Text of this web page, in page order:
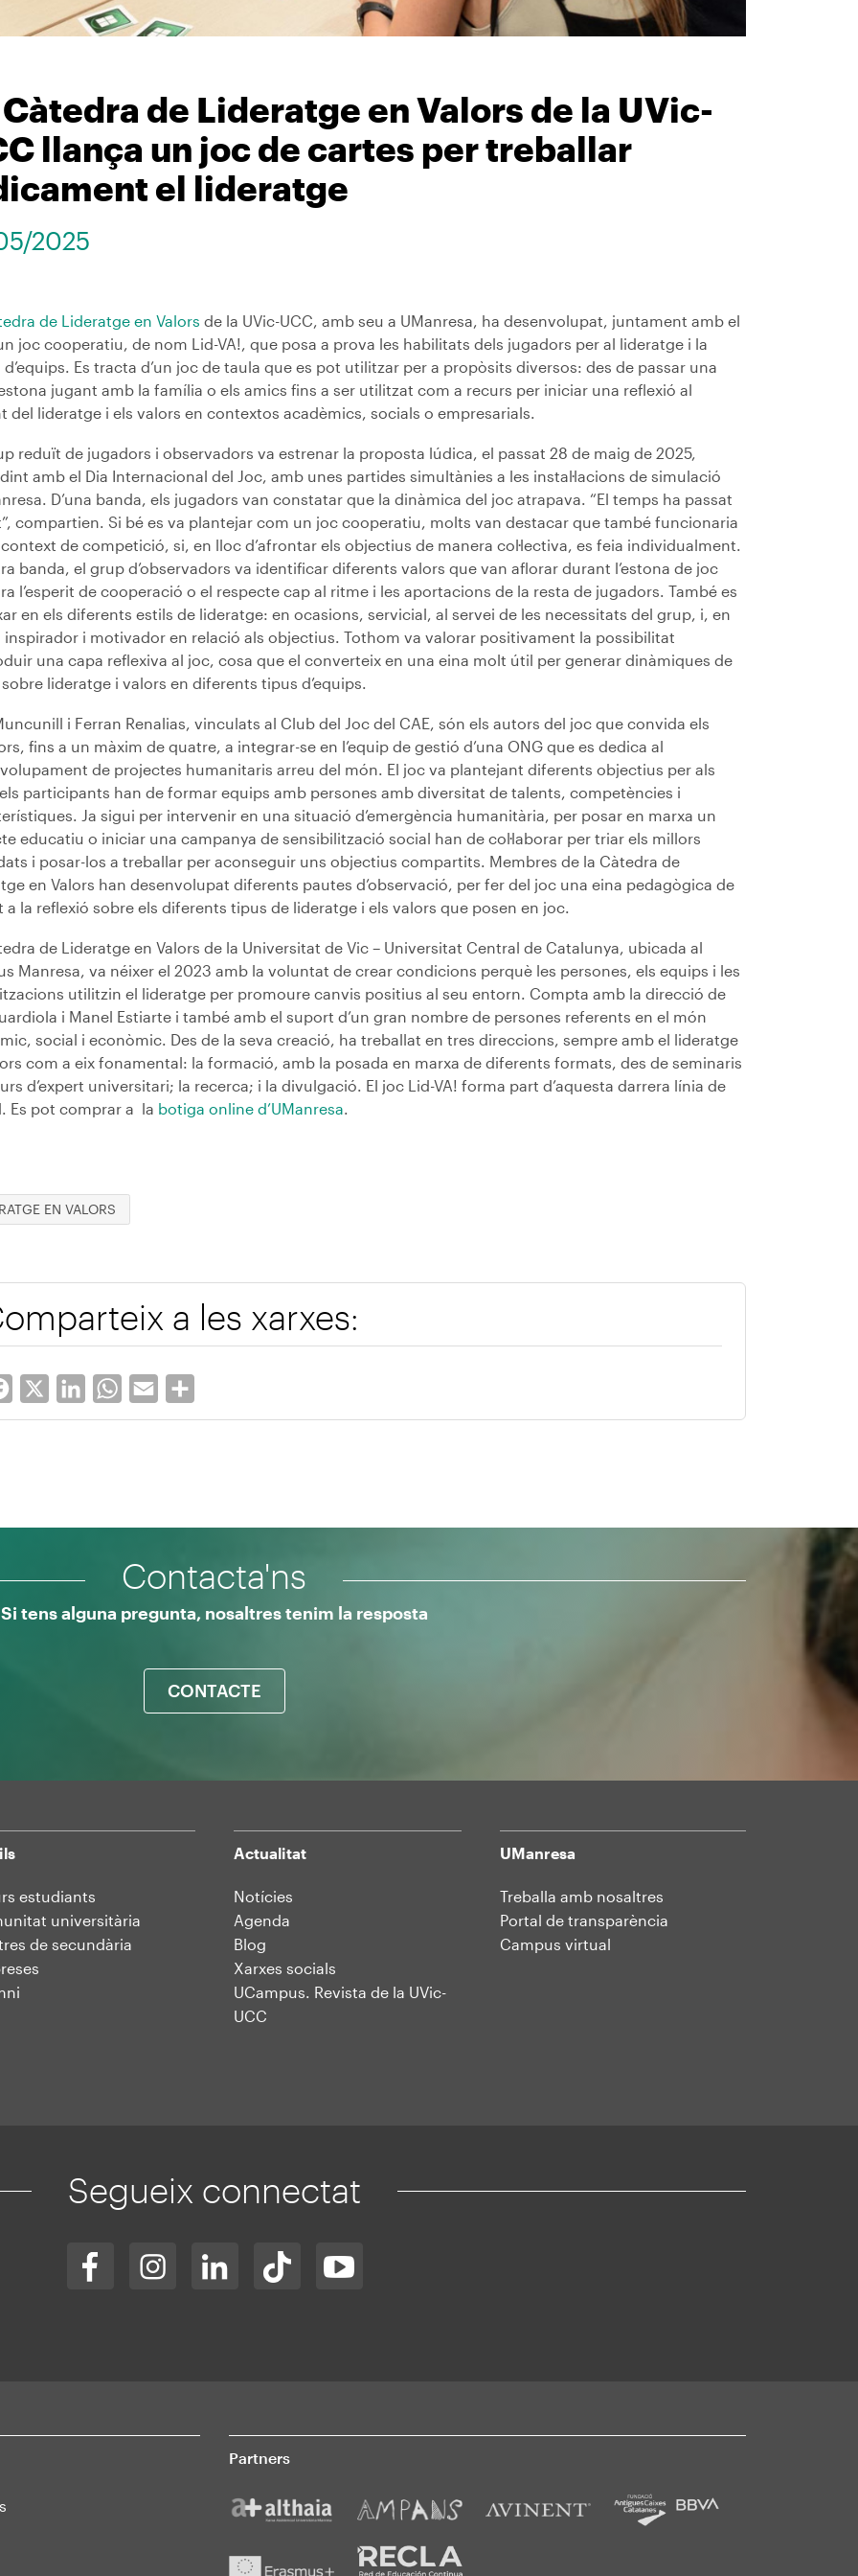
de Lideratge en Valors de la UVic-
llança un joc de cartes per treballar
el lideratge
2025
de Lideratge en Valors de la UVic-UCC, amb seu a UManresa, ha desenvolupat, juntament amb el
joc cooperatiu, de nom Lid-VA!, que posa a prova les habilitats dels jugadors per al lideratge i la
Es tracta d’un joc de taula que es pot utilitzar per a propòsits diversos: des de passar una
jugant amb la família o els amics fins a ser utilitzat com a recurs per iniciar una reflexió al
del lideratge i els valors en contextos acadèmics, socials o empresarials.
reduït de jugadors i observadors va estrenar la proposta lúdica, el passat 28 de maig de 2025,
amb el Dia Internacional del Joc, amb unes partides simultànies a les instal·lacions de simulació
D’una banda, els jugadors van constatar que la dinàmica del joc atrapava. “El temps ha passat
compartien. Si bé es va plantejar com un joc cooperatiu, molts van destacar que també funcionaria
de competició, si, en lloc d’afrontar els objectius de manera col·lectiva, es feia individualment.
banda, el grup d’observadors va identificar diferents valors que van aflorar durant l’estona de joc
l’esperit de cooperació o el respecte cap al ritme i les aportacions de la resta de jugadors. També es
en els diferents estils de lideratge: en ocasions, servicial, al servei de les necessitats del grup, i, en
inspirador i motivador en relació als objectius. Tothom va valorar positivament la possibilitat
una capa reflexiva al joc, cosa que el converteix en una eina molt útil per generar dinàmiques de
lideratge i valors en diferents tipus d’equips.
i Ferran Renalias, vinculats al Club del Joc del CAE, són els autors del joc que convida els
fins a un màxim de quatre, a integrar-se en l’equip de gestió d’una ONG que es dedica al
de projectes humanitaris arreu del món. El joc va plantejant diferents objectius per als
participants han de formar equips amb persones amb diversitat de talents, competències i
Ja sigui per intervenir en una situació d’emergència humanitària, per posar en marxa un
educatiu o iniciar una campanya de sensibilització social han de col·laborar per triar els millors
i posar-los a treballar per aconseguir uns objectius compartits. Membres de la Càtedra de
en Valors han desenvolupat diferents pautes d’observació, per fer del joc una eina pedagògica de
a la reflexió sobre els diferents tipus de lideratge i els valors que posen en joc.
de Lideratge en Valors de la Universitat de Vic – Universitat Central de Catalunya, ubicada al
Manresa, va néixer el 2023 amb la voluntat de crear condicions perquè les persones, els equips i les
utilitzin el lideratge per promoure canvis positius al seu entorn. Compta amb la direcció de
i Manel Estiarte i també amb el suport d’un gran nombre de persones referents en el món
social i econòmic. Des de la seva creació, ha treballat en tres direccions, sempre amb el lideratge
com a eix fonamental: la formació, amb la posada en marxa de diferents formats, des de seminaris
d’expert universitari; la recerca; i la divulgació. El joc Lid-VA! forma part d’aquesta darrera línia de
Es pot comprar a la botiga online d’UManresa.
EN VALORS
a les xarxes:
Facebook LinkedInWhatsApp
Email
Contacta'ns
Si tens alguna pregunta, nosaltres tenim la resposta
CONTACTE
estudiants
universitària
de secundària
Actualitat
Notícies
Agenda
Blog
Xarxes socials
UCampus. Revista de la UVic-
UCC
UManresa
Treballa amb nosaltres
Portal de transparència
Campus virtual
Segueix connectat
Partners